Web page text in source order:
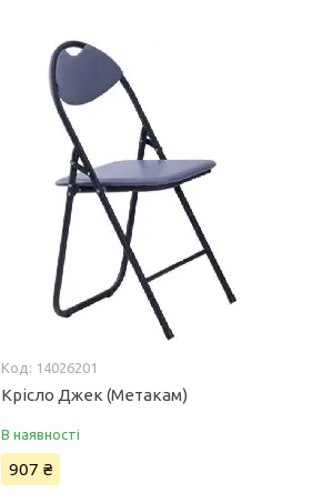
14026201
Крісло Джек (Метакам)
В наявності
907 ₴